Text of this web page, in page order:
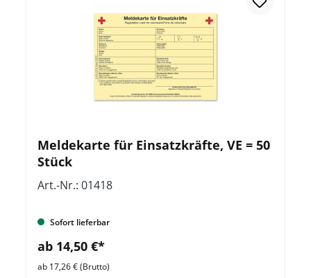
Meldekarte für Einsatzkräfte, VE = 50
Stück
Art.-Nr.: 01418
Sofort lieferbar
ab 14,50 €*
ab 17,26 € (Brutto)